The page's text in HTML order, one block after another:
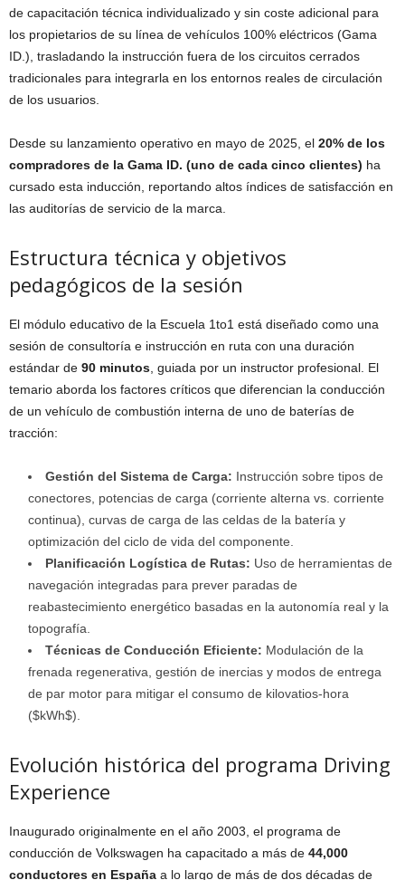
de capacitación técnica individualizado y sin coste adicional para
los propietarios de su línea de vehículos 100% eléctricos (Gama
ID.), trasladando la instrucción fuera de los circuitos cerrados
tradicionales para integrarla en los entornos reales de circulación
de los usuarios.
Desde su lanzamiento operativo en mayo de 2025, el 20% de los
compradores de la Gama ID. (uno de cada cinco clientes) ha
cursado esta inducción, reportando altos índices de satisfacción en
las auditorías de servicio de la marca.
Estructura técnica y objetivos
pedagógicos de la sesión
El módulo educativo de la Escuela 1to1 está diseñado como una
sesión de consultoría e instrucción en ruta con una duración
estándar de 90 minutos, guiada por un instructor profesional. El
temario aborda los factores críticos que diferencian la conducción
de un vehículo de combustión interna de uno de baterías de
tracción:
Gestión del Sistema de Carga: Instrucción sobre tipos de
conectores, potencias de carga (corriente alterna vs. corriente
continua), curvas de carga de las celdas de la batería y
optimización del ciclo de vida del componente.
Planificación Logística de Rutas: Uso de herramientas de
navegación integradas para prever paradas de
reabastecimiento energético basadas en la autonomía real y la
topografía.
Técnicas de Conducción Eficiente: Modulación de la
frenada regenerativa, gestión de inercias y modos de entrega
de par motor para mitigar el consumo de kilovatios-hora
($kWh$).
Evolución histórica del programa Driving
Experience
Inaugurado originalmente en el año 2003, el programa de
conducción de Volkswagen ha capacitado a más de 44,000
conductores en España a lo largo de más de dos décadas de